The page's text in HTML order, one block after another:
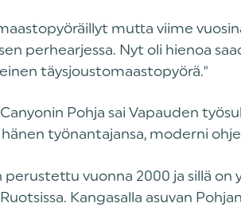
mutta viime
perhearjessa. Nyt oli hienoa
täysjoustomaastopyörä."
Pohja sai Vapauden
työnantajansa, moderni
vuonna 2000 ja sillä on
Ruotsissa. Kangasalla asuvan